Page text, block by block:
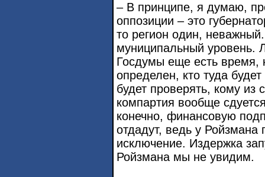
– В принципе, я думаю,
оппозиции – это
то регион один,
муниципальный уровень.
Госдумы еще есть время,
определен, кто туда
будет проверять, кому из
компартия вообще
конечно, финансовую
отдадут, ведь у Ройзмана
исключение. Издержка
Ройзмана мы не увидим.